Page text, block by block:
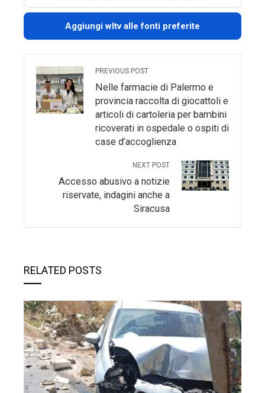
Aggiungi wltv alle fonti preferite
PREVIOUS POST
Nelle farmacie di Palermo e
provincia raccolta di giocattoli e
articoli di cartoleria per bambini
ricoverati in ospedale o ospiti di
case d’accoglienza
NEXT POST
Accesso abusivo a notizie
riservate, indagini anche a
Siracusa
RELATED POSTS